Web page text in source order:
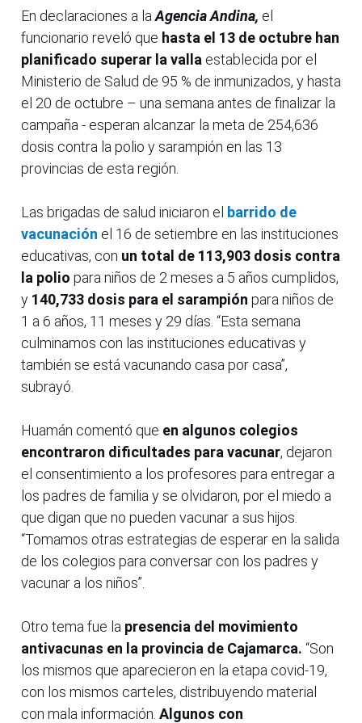
En declaraciones a laAgencia Andina, el
funcionario reveló que hasta el 13 de octubre han
planificado superar la valla establecida por el
Ministerio de Salud de 95 % de inmunizados, y hasta
el 20 de octubre – una semana antes de finalizar la
campaña - esperan alcanzar la meta de 254,636
dosis contra la polio y sarampión en las 13
provincias de esta región.
Las brigadas de salud iniciaron el barrido de
vacunación el 16 de setiembre en las instituciones
educativas, con un total de 113,903 dosis contra
la polio para niños de 2 meses a 5 años cumplidos,
y 140,733 dosis para el sarampión para niños de
1 a 6 años, 11 meses y 29 días. “Esta semana
culminamos con las instituciones educativas y
también se está vacunando casa por casa”,
subrayó.
Huamán comentó que en algunos colegios
encontraron dificultades para vacunar, dejaron
el consentimiento a los profesores para entregar a
los padres de familia y se olvidaron, por el miedo a
que digan que no pueden vacunar a sus hijos.
“Tomamos otras estrategias de esperar en la salida
de los colegios para conversar con los padres y
vacunar a los niños”.
Otro tema fue la presencia del movimiento
antivacunas en la provincia de Cajamarca. “Son
los mismos que aparecieron en la etapa covid-19,
con los mismos carteles, distribuyendo material
con mala información. Algunos con